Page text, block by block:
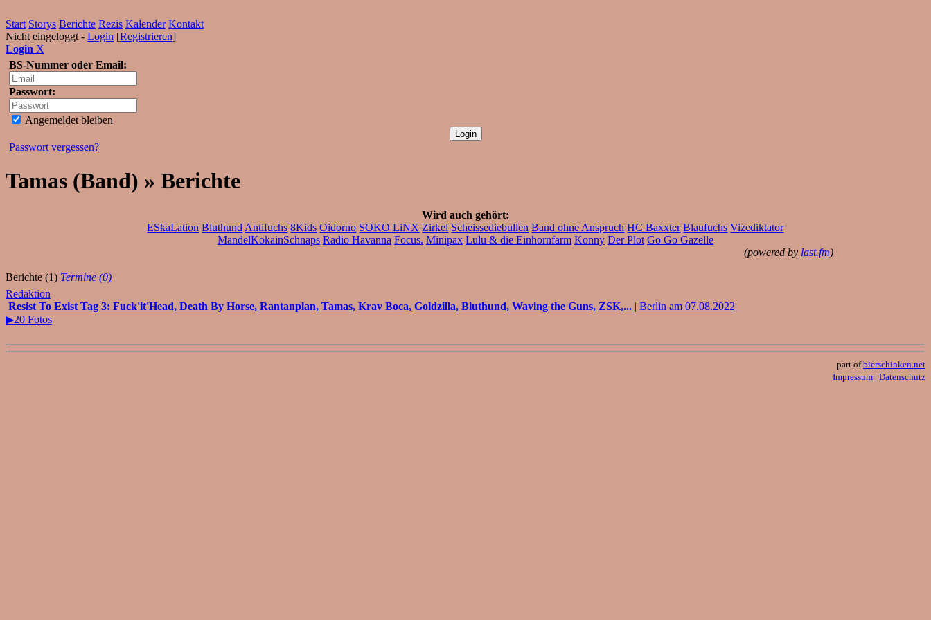
Start Storys Berichte Rezis Kalender Kontakt
Nicht eingeloggt - Login [Registrieren]
Login X
BS-Nummer oder Email:
Passwort:
Angemeldet bleiben
Passwort vergessen?
Tamas (Band) » Berichte
Wird auch gehört:
ESkaLation Bluthund Antifuchs 8Kids Oidorno SOKO LiNX Zirkel Scheissediebullen Band ohne Anspruch HC Baxxter Blaufuchs Vizediktator
MandelKokainSchnaps Radio Havanna Focus. Minipax Lulu & die Einhornfarm Konny Der Plot Go Go Gazelle
(powered by last.fm)
Berichte (1) Termine (0)
Redaktion
Resist To Exist Tag 3: Fuck'it'Head, Death By Horse, Rantanplan, Tamas, Krav Boca, Goldzilla, Bluthund, Waving the Guns, ZSK,... | Berlin am 07.08.2022
▶20 Fotos
part ofbierschinken.net
Impressum | Datenschutz